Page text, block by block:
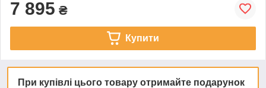
7 895 ₴
Купити
При купівлі цього товару отримайте подарунок